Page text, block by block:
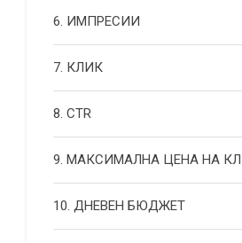
6. ИМПРЕСИИ
7. КЛИК
8. CTR
9. МАКСИМАЛНА ЦЕНА НА
10. ДНЕВЕН БЮДЖЕТ